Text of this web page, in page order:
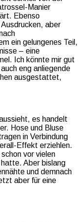
Manier
Ebenso
aber
ein gelungenes Teil,
– eine
Ich könnte mir gut
eng anliegende
ausgestattet,
es handelt
Hose und Bluse
in Verbindung
Effekt erziehlen.
vor vielen
Aber bislang
und demnach
aber für eine